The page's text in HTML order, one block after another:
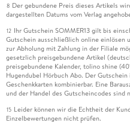
8 Der gebundene Preis dieses Artikels
dargestellten Datums vom Verlag
12 Ihr Gutschein SOMMER13 gilt bis
Gutschein ausschließlich online einlösen
zur Abholung mit Zahlung in der Filiale
gesetzlich preisgebundene Artikel
preisgebundene Kalender, tolino shine
Hugendubel Hörbuch Abo. Der
Geschenkkarten kombinierbar. Eine
und der Handel des Gutscheincodes sind
15 Leider können wir die Echtheit der
Einzelbewertungen nicht prüfen.